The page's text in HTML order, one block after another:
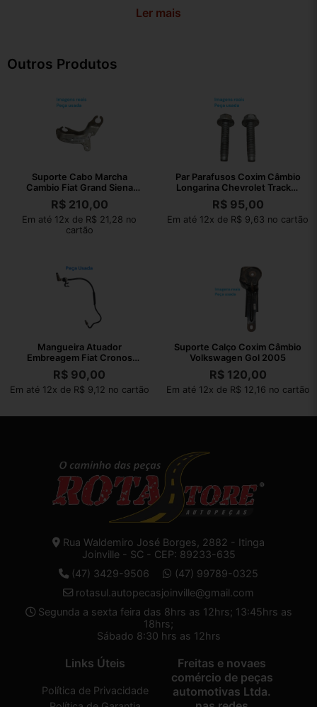
Ler mais
Outros Produtos
Suporte Cabo Marcha
Cambio Fiat Grand Siena
2012 30583260001
R$210,00
Em até 12x de R$ 21,28 no
cartão
Par Parafusos Coxim Câmbio
Longarina Chevrolet Tracker
2023
R$95,00
Em até 12x de R$ 9,63 no cartão
Mangueira Atuador
Embreagem Fiat Cronos
2023 T47914806
R$ 90,00
Em até 12x de R$ 9,12 no cartão
Suporte Calço Coxim Câmbio
Volkswagen Gol 2005
R$120,00
Em até 12x de R$ 12,16 no cartão
Rua Waldemiro José Borges, 2882 - Itinga
Joinville - SC - CEP: 89233-635
(47) 3429-9506
(47) 99789-0325
rotasul.autopecasjoinville@gmail.com
Segunda a sexta feira das 8hrs as 12hrs; 13:45hrs as
18hrs;
Sábado 8:30 hrs as 12hrs
Links Úteis
Política de Privacidade
Freitas e novaes
comércio de peças
automotivas Ltda.